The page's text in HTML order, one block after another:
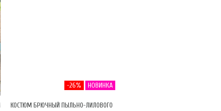
-26% НОВИНКА
КОСТЮМ БРЮЧНЫЙ ПЫЛЬНО-ЛИЛОВОГО